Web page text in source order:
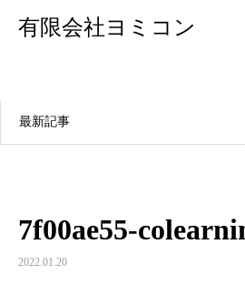
有限会社ヨミコン
最新記事
7f00ae55-
2022.01.20